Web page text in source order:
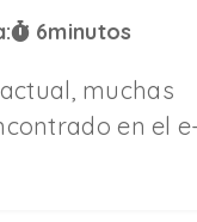
6minutos
muchas
en el